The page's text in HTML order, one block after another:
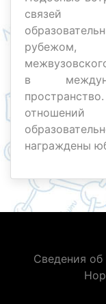
связей
рубежом,
в
награждены
Сведения об